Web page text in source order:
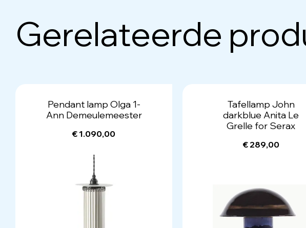
Gerelateerde
Pendant lamp Olga 1-
Ann Demeulemeester
€ 1.090,00
Tafellamp John
darkblue Anita Le
Grelle for Serax
€ 289,00